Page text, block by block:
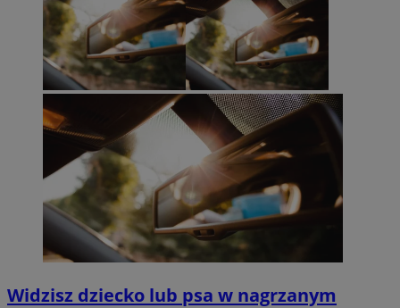
Widzisz dziecko lub psa w nagrzanym